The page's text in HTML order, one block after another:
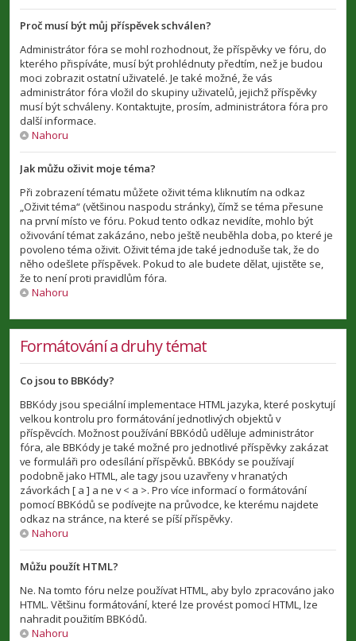
Proč musí být můj příspěvek schválen?
Administrátor fóra se mohl rozhodnout, že příspěvky ve fóru, do
kterého přispíváte, musí být prohlédnuty předtím, než je budou
moci zobrazit ostatní uživatelé. Je také možné, že vás
administrátor fóra vložil do skupiny uživatelů, jejichž příspěvky
musí být schváleny. Kontaktujte, prosím, administrátora fóra pro
další informace.
Nahoru
Jak můžu oživit moje téma?
Při zobrazení tématu můžete oživit téma kliknutím na odkaz
„Oživit téma“ (většinou naspodu stránky), čímž se téma přesune
na první místo ve fóru. Pokud tento odkaz nevidíte, mohlo být
oživování témat zakázáno, nebo ještě neuběhla doba, po které je
povoleno téma oživit. Oživit téma jde také jednoduše tak, že do
něho odešlete příspěvek. Pokud to ale budete dělat, ujistěte se,
že to není proti pravidlům fóra.
Nahoru
Formátování a druhy témat
Co jsou to BBKódy?
BBKódy jsou speciální implementace HTML jazyka, které poskytují
velkou kontrolu pro formátování jednotlivých objektů v
příspěvcích. Možnost používání BBKódů uděluje administrátor
fóra, ale BBKódy je také možné pro jednotlivé příspěvky zakázat
ve formuláři pro odesílání příspěvků. BBKódy se používají
podobně jako HTML, ale tagy jsou uzavřeny v hranatých
závorkách [ a ] a ne v < a >. Pro více informací o formátování
pomocí BBKódů se podívejte na průvodce, ke kterému najdete
odkaz na stránce, na které se píší příspěvky.
Nahoru
Můžu použít HTML?
Ne. Na tomto fóru nelze používat HTML, aby bylo zpracováno jako
HTML. Většinu formátování, které lze provést pomocí HTML, lze
nahradit použitím BBKódů.
Nahoru